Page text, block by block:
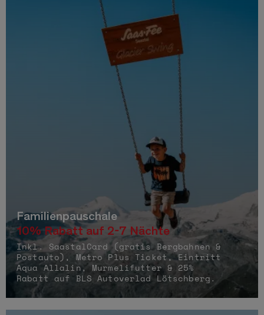
Familienpauschale
10% Rabatt auf 2-7 Nächte
Inkl. SaastalCard (gratis Bergbahnen &
Postauto), Metro Plus Ticket, Eintritt
Aqua Allalin, Murmelifutter & 25%
Rabatt auf BLS Autoverlad Lötschberg.